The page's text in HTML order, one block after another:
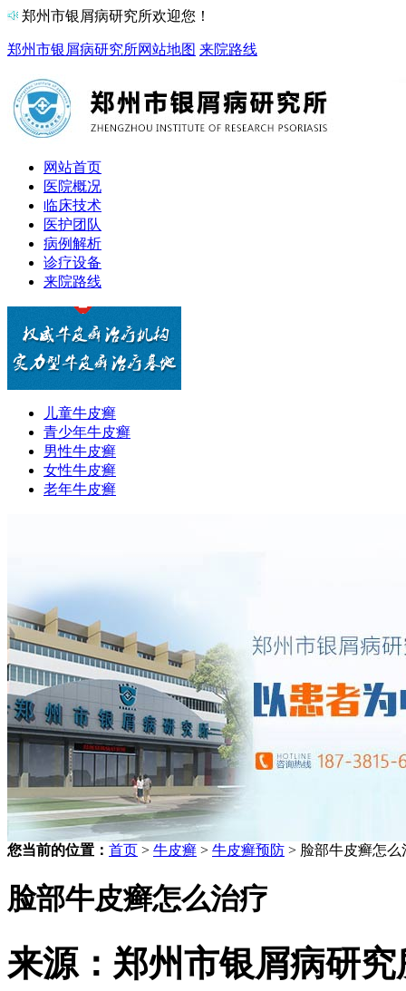
郑州市银屑病研究所欢迎您！
郑州市银屑病研究所网站地图 来院路线
网站首页
医院概况
临床技术
医护团队
病例解析
诊疗设备
来院路线
儿童牛皮癣
青少年牛皮癣
男性牛皮癣
女性牛皮癣
老年牛皮癣
您当前的位置： 首页 > 牛皮癣 > 牛皮癣预防 > 脸部牛皮癣怎么
脸部牛皮癣怎么治疗
来源：郑州市银屑病研究